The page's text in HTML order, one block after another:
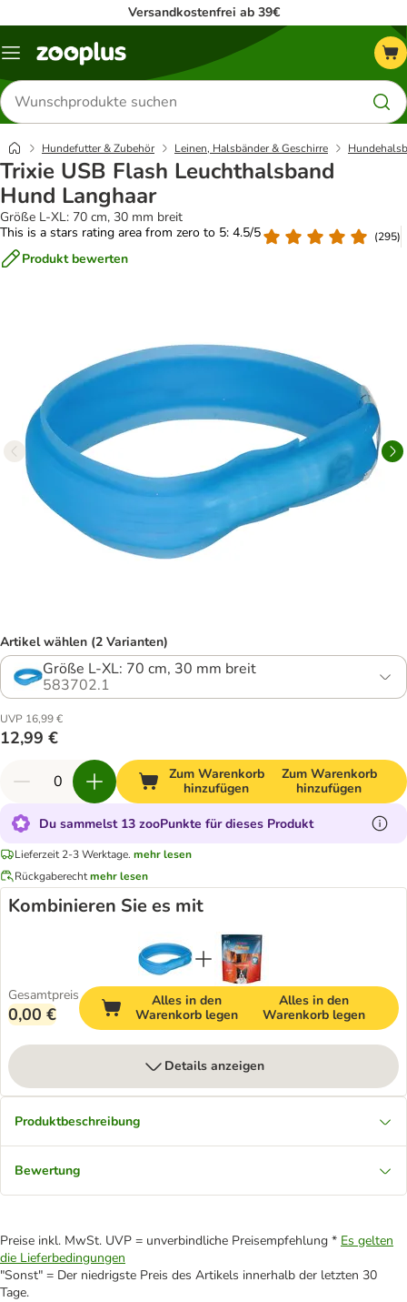
Versandkostenfrei ab 39€
Menü
Produkte
suchen
Hundefutter & Zubehör Leinen, Halsbänder & Geschirre
Trixie USB Flash Leuchthalsband
Hund Langhaar
Größe L-XL: 70 cm, 30 mm breit
This is a stars rating area from zero to 5: 4.5/5
(295)
Produkt bewerten
Artikel wählen (2 Varianten)
Größe L-XL: 70 cm, 30 mm breit
583702.1
UVP 16,99 €
12,99 €
Zum Warenkorb
hinzufügen
Zum Warenkorb
hinzufügen
Du sammelst 13 zooPunkte für dieses Produkt
Lieferzeit 2-3 Werktage. mehr lesen
Rückgaberechtmehr lesen
Kombinieren Sie es mit
Gesamtpreis
0,00 €
Alles in den
Warenkorb legen
Alles in den
Warenkorb legen
Details anzeigen
Produktbeschreibung
Bewertung
Preise inkl. MwSt. UVP = unverbindliche Preisempfehlung * Es gelten
die Lieferbedingungen
"Sonst" = Der niedrigste Preis des Artikels innerhalb der letzten 30
Tage.